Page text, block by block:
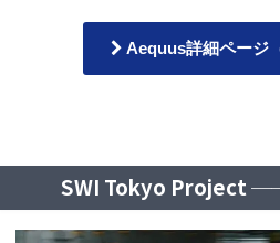
Aequus詳細ページ
SWI Tokyo Project